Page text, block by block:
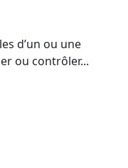
d’un ou une
ou contrôler...